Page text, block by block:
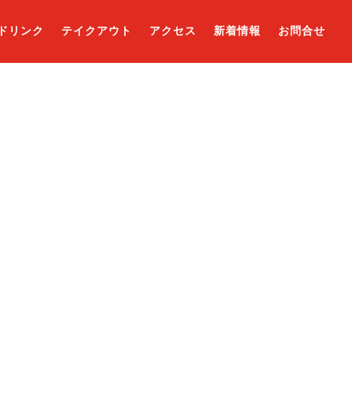
リンク テイクアウト アクセス 新着情報 お問合せ